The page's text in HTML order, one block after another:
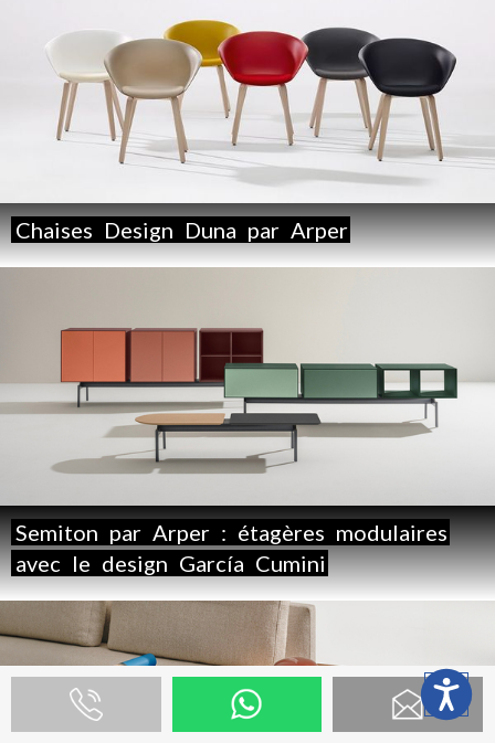
Chaises Design Duna par Arper
Semiton par Arper : étagères modulaires
avec le design García Cumini